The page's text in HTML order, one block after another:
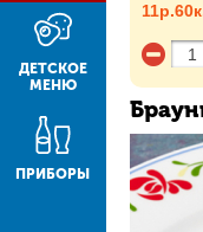
ДЕТСКОЕ
МЕНЮ
ПРИБОРЫ
11р.